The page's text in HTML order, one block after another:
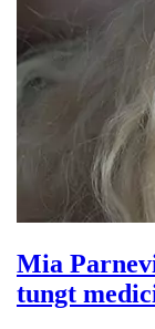
Mia
tungt